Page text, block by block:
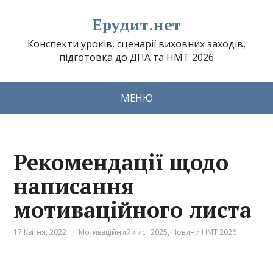
Ерудит.нет
Конспекти уроків, сценарії виховних заходів,
підготовка до ДПА та НМТ 2026
МЕНЮ
Рекомендації щодо
написання
мотиваційного листа
17 Квітня, 2022 Мотиваційний лист 2025, Новини НМТ 2026